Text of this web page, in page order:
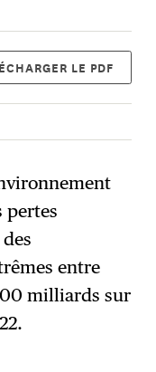
LE PDF
pertes
entre
milliards sur